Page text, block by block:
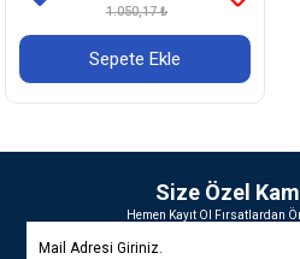
1.050,17 ₺
Sepete Ekle
Size Özel
Hemen Kayıt Ol Fırsatlardan